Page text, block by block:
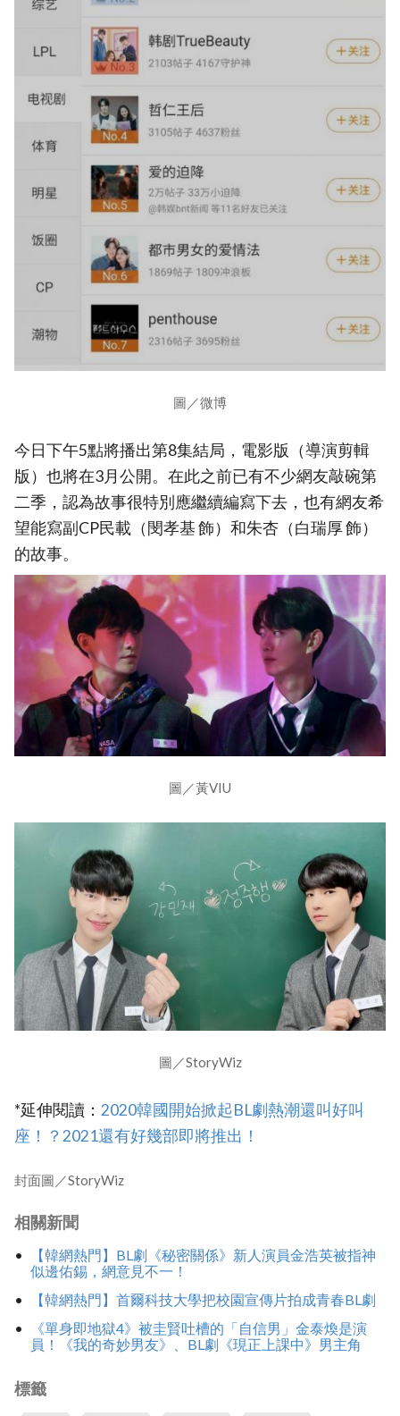
圖／微博
今日下午5點將播出第8集結局，電影版（導演剪輯
版）也將在3月公開。在此之前已有不少網友敲碗第
二季，認為故事很特別應繼續編寫下去，也有網友希
望能寫副CP民載（閔孝基 飾）和朱杏（白瑞厚 飾）
的故事。
圖／黃VIU
圖／StoryWiz
*延伸閱讀： 2020韓國開始掀起BL劇熱潮還叫好叫
座！？2021還有好幾部即將推出！
封面圖／StoryWiz
相關新聞
【韓網熱門】BL劇《秘密關係》新人演員金浩英被指神
似邊佑錫，網意見不一！
【韓網熱門】首爾科技大學把校園宣傳片拍成青春BL劇
《單身即地獄4》被圭賢吐槽的「自信男」金泰煥是演
員！《我的奇妙男友》、BL劇《現正上課中》男主角
標籤